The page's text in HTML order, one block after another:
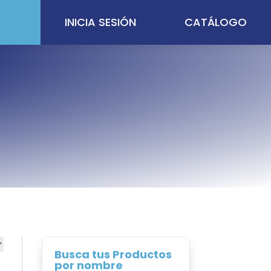
INICIA SESIÓN CATÁLOGO
Busca tus Productos
por nombre